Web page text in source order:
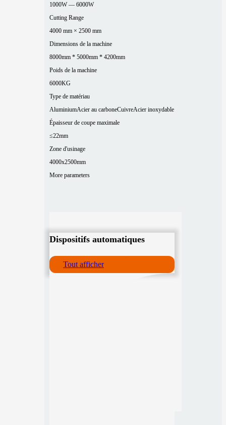
1000W — 6000W
Cutting Range
4000 mm × 2500 mm
Dimensions de la machine
8000mm * 5000mm * 4200mm
Poids de la machine
6000KG
Type de matériau
AluminiumAcier au carboneCuivreAcier inoxydable
Épaisseur de coupe maximale
≤22mm
Zone d'usinage
4000x2500mm
More parameters
Dispositifs automatiques
Tout afficher